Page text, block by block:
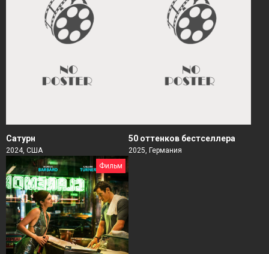
Сатурн
2024, США
50 оттенков бестселлера
2025, Германия
Фильм